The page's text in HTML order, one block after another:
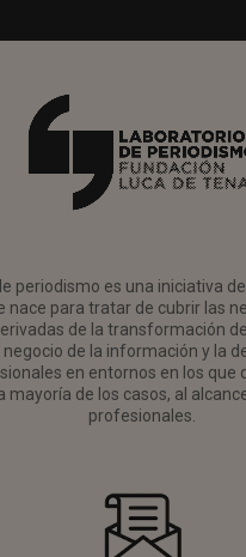
periodismo es una iniciativa
nace para tratar de cubrir las
de la transformación
de la información y la
en entornos en los que
mayoría de los casos, al
profesionales.